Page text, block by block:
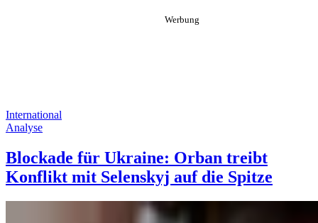
International
Analyse
Blockade für Ukraine: Orban treibt
Konflikt mit Selenskyj auf die Spitze